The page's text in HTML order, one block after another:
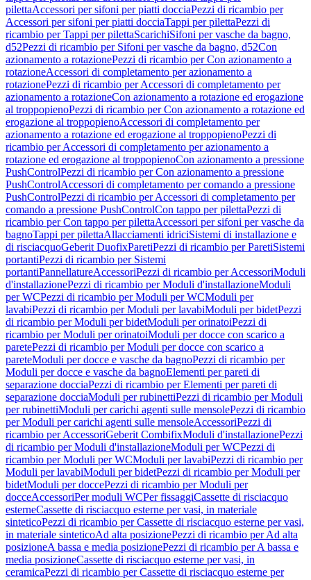
pilettaAccessori per sifoni per piatti docciaPezzi di ricambio per
Accessori per sifoni per piatti docciaTappi per pilettaPezzi di
ricambio per Tappi per pilettaScarichiSifoni per vasche da bagno,
d52Pezzi di ricambio per Sifoni per vasche da bagno, d52Con
azionamento a rotazionePezzi di ricambio per Con azionamento a
rotazioneAccessori di completamento per azionamento a
rotazionePezzi di ricambio per Accessori di completamento per
azionamento a rotazioneCon azionamento a rotazione ed erogazione
al troppopienoPezzi di ricambio per Con azionamento a rotazione ed
erogazione al troppopienoAccessori di completamento per
azionamento a rotazione ed erogazione al troppopienoPezzi di
ricambio per Accessori di completamento per azionamento a
rotazione ed erogazione al troppopienoCon azionamento a pressione
PushControlPezzi di ricambio per Con azionamento a pressione
PushControlAccessori di completamento per comando a pressione
PushControlPezzi di ricambio per Accessori di completamento per
comando a pressione PushControlCon tappo per pilettaPezzi di
ricambio per Con tappo per pilettaAccessori per sifoni per vasche da
bagnoTappi per pilettaAllacciamenti idriciSistemi di installazione e
di risciacquoGeberit DuofixParetiPezzi di ricambio per ParetiSistemi
portantiPezzi di ricambio per Sistemi
portantiPannellatureAccessoriPezzi di ricambio per AccessoriModuli
d'installazionePezzi di ricambio per Moduli d'installazioneModuli
per WCPezzi di ricambio per Moduli per WCModuli per
lavabiPezzi di ricambio per Moduli per lavabiModuli per bidetPezzi
di ricambio per Moduli per bidetModuli per orinatoiPezzi di
ricambio per Moduli per orinatoiModuli per docce con scarico a
paretePezzi di ricambio per Moduli per docce con scarico a
pareteModuli per docce e vasche da bagnoPezzi di ricambio per
Moduli per docce e vasche da bagnoElementi per pareti di
separazione docciaPezzi di ricambio per Elementi per pareti di
separazione docciaModuli per rubinettiPezzi di ricambio per Moduli
per rubinettiModuli per carichi agenti sulle mensolePezzi di ricambio
per Moduli per carichi agenti sulle mensoleAccessoriPezzi di
ricambio per AccessoriGeberit CombifixModuli d'installazionePezzi
di ricambio per Moduli d'installazioneModuli per WCPezzi di
ricambio per Moduli per WCModuli per lavabiPezzi di ricambio per
Moduli per lavabiModuli per bidetPezzi di ricambio per Moduli per
bidetModuli per doccePezzi di ricambio per Moduli per
docceAccessoriPer moduli WCPer fissaggiCassette di risciacquo
esterneCassette di risciacquo esterne per vasi, in materiale
sinteticoPezzi di ricambio per Cassette di risciacquo esterne per vasi,
in materiale sinteticoAd alta posizionePezzi di ricambio per Ad alta
posizioneA bassa e media posizionePezzi di ricambio per A bassa e
media posizioneCassette di risciacquo esterne per vasi, in
ceramicaPezzi di ricambio per Cassette di risciacquo esterne per